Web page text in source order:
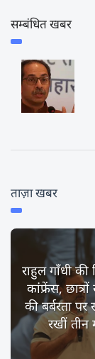
सम्बंधित खबर
ताज़ा खबर
राहुल गाँधी की
कांफ्रेंस,
की बर्बरता
रखीं तीन